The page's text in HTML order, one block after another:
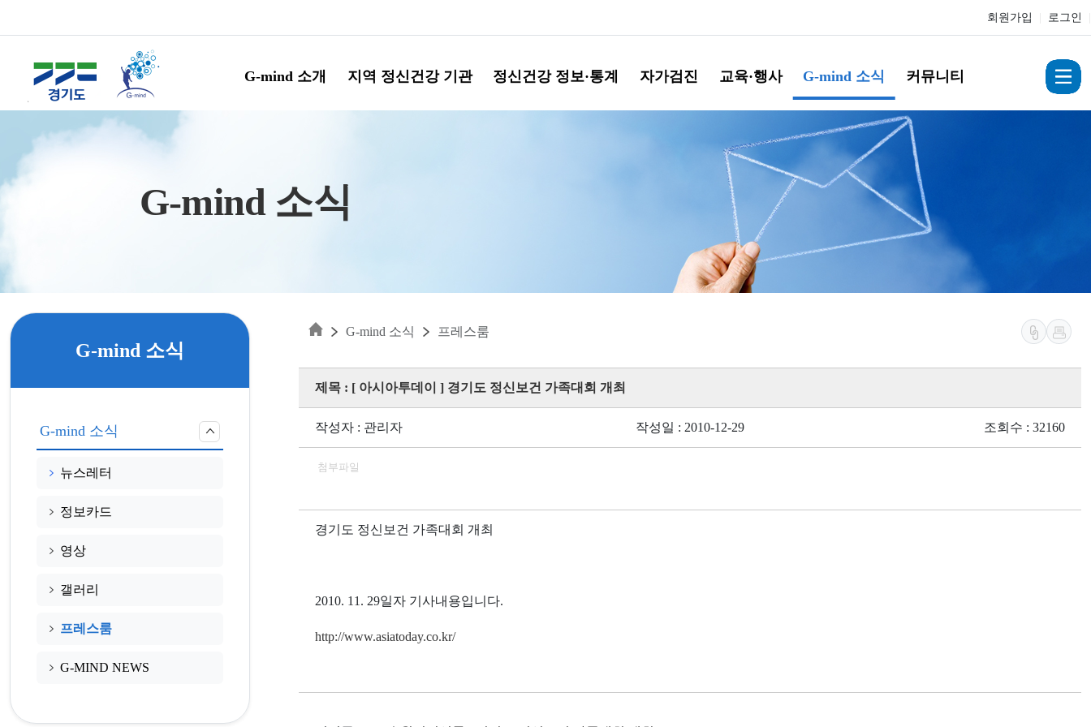
회원가입 로그인
G-mind 소개 지역 정신건강 기관 정신건강 정보·통계 자가검진 교육·행사 G-mind 소식 커뮤니티
G-mind 소식
G-mind 소식
G-mind 소식
뉴스레터
정보카드
영상
갤러리
프레스룸
G-MIND NEWS
G-mind 소식 프레스룸
제목 : [ 아시아투데이 ] 경기도 정신보건 가족대회 개최
작성자 : 관리자 작성일 : 2010-12-29 조회수 : 32160
첨부파일
경기도 정신보건 가족대회 개최
2010. 11. 29일자 기사내용입니다.
http://www.asiatoday.co.kr/